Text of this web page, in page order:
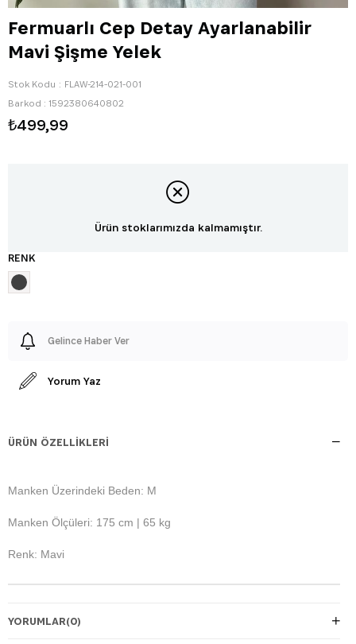
Fermuarlı Cep Detay Ayarlanabilir
Mavi Şişme Yelek
Stok Kodu
FLAW-214-021-001
Barkod : 1592380640802
₺499,99
Ürün stoklarımızda kalmamıştır.
RENK
Gelince Haber Ver
Yorum Yaz
ÜRÜN ÖZELLIKLERI
Manken Üzerindeki Beden: M
Manken Ölçüleri: 175 cm | 65 kg
Renk: Mavi
YORUMLAR(0)